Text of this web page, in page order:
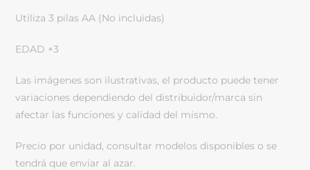
Utiliza 3 pilas AA (No incluidas)
EDAD +3
Las imágenes son ilustrativas, el producto puede tener
variaciones dependiendo del distribuidor/marca sin
afectar las funciones y calidad del mismo.
Precio por unidad, consultar modelos disponibles o se
tendrá que enviar al azar.